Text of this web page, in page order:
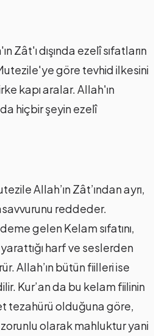
Zât'ı dışında ezelî sıfatların
göre tevhid ilkesini
kapı aralar. Allah'ın
hiçbir şeyin ezelî
Allah’ın Zât’ından ayrı,
reddeder.
gelen Kelam sıfatını,
harf ve seslerden
Allah’ın bütün fiilleri ise
Kur’an da bu kelam fiilinin
tezahürü olduğuna göre,
zorunlu olarak mahluktur yani